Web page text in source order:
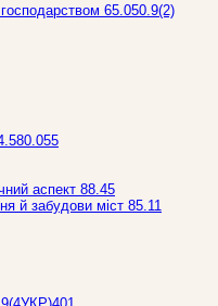
65.050.9(2)
аспект 88.45
й забудови міст 85.11